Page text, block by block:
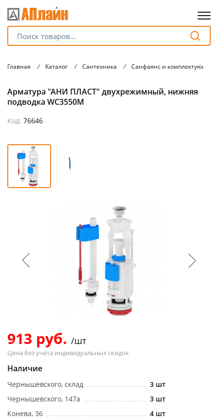
Главная / Каталог / Сантехника / Санфаянс и комплектующие
Арматура "АНИ ПЛАСТ" двухрежимный, нижняя
подводка WC3550M
Код: 76646
913 руб. /шт
Цена без учёта индивидуальных скидок
Наличие
Чернышевского, склад
3 шт
Чернышевского, 147а
3 шт
Конева, 36
4 шт
оплатуна части
без переплат
График платежей
Сегодня
25%
Добавляйте товары
Оплачивайте сегодня только
% картой любого банка
выбранный способом
Оставшиеся
по25%каждые 2 недели